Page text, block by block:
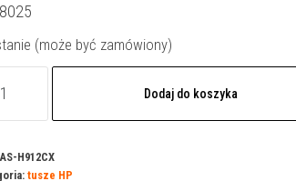
(może być zamówiony)
Dodaj do koszyka
AS-H912CX
tusze HP